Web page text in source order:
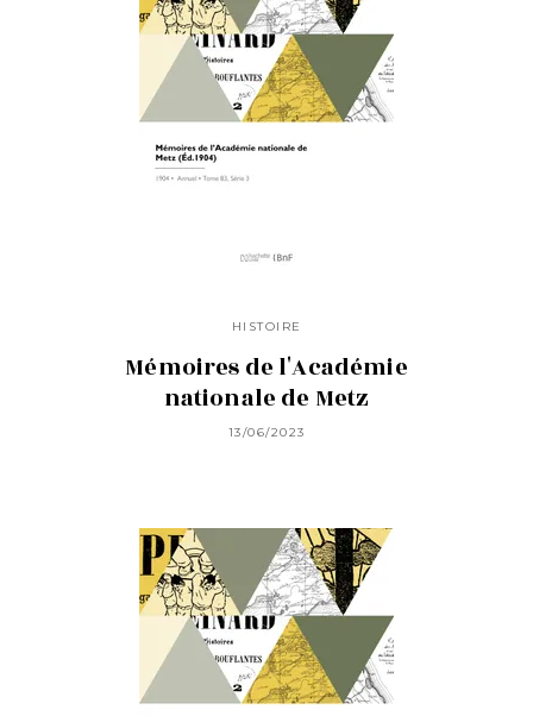
HISTOIRE
Mémoires de l'Académie
nationale de Metz
13/06/2023